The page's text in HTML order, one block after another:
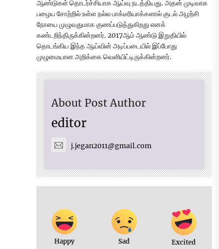
ஆண்டுகள் தொடர்ச்சியாக ஆய்வு நடத்தியது. அதன் முடிவாக
பழைய சோற்றில் உள்ள நல்ல பாக்டீரியாக்களால் குடல் அழற்சி
நோயை முழுவதுமாக குணப்படுத்துகிறது எனக்
கண்டறிந்திருக்கின்றனர். 2017ஆம் ஆண்டு இறுதியில்
தொடங்கிய இந்த ஆய்வின் அடிப்படையில் இப்போது
முழுமையான அறிக்கை வெளியிட்டிருக்கின்றனர்.
About Post Author
editor
j.jegan2011@gmail.com
Happy Sad Excited